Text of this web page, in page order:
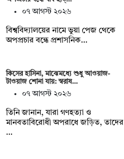
০৭ আগস্ট ২০২৬
বিশ্ববিদ্যালয়ের নামে ভুয়া পেজ থেকে
অপপ্রচার বন্ধে প্রশাসনিক…
কিসের হাসিনা, মাঝেমধ্যে শুধু আওয়াজ-
টাওয়াজ শোনা যায়: স্বরাষ…
০৭ আগস্ট ২০২৬
তিনি জানান, যারা গণহত্যা ও
মানবতাবিরোধী অপরাধে জড়িত, তাদের
…